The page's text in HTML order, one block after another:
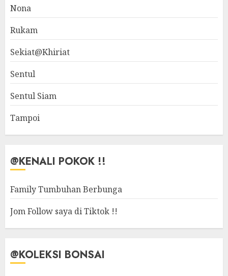
Nona
Rukam
Sekiat@Khiriat
Sentul
Sentul Siam
Tampoi
@KENALI POKOK !!
Family Tumbuhan Berbunga
Jom Follow saya di Tiktok !!
@KOLEKSI BONSAI